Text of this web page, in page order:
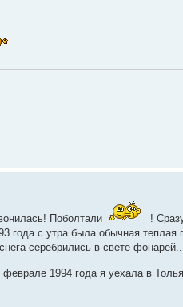
Поболтали
!
года с утра была обычная
серебрились в свете
феврале 1994 года я уехала в